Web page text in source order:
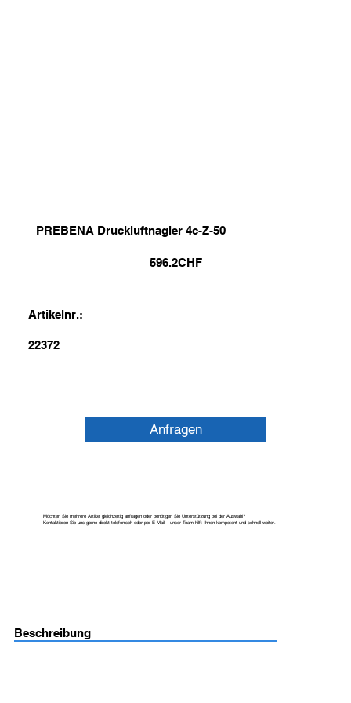
PREBENA Druckluftnagler 4c-Z-50
596.2CHF
Artikelnr.:
22372
Anfragen
Möchten Sie mehrere Artikel gleichzeitig anfragen oder benötigen Sie Unterstützung bei der Auswahl?
Kontaktieren Sie uns gerne direkt telefonisch oder per E-Mail – unser Team hilft Ihnen kompetent und schnell weiter.
Beschreibung